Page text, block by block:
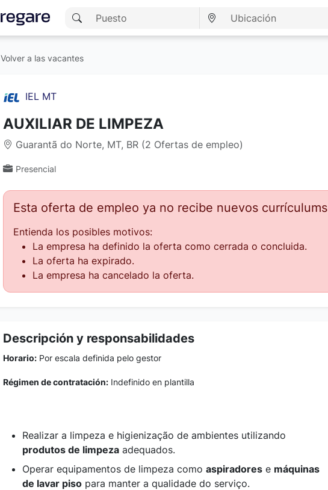
Volver a las vacantes
IEL MT
AUXILIAR DE LIMPEZA
Guarantã do Norte, MT, BR (2 Ofertas de empleo)
Presencial
Esta oferta de empleo ya no recibe nuevos currículums
Entienda los posibles motivos:
La empresa ha definido la oferta como cerrada o concluida.
La oferta ha expirado.
La empresa ha cancelado la oferta.
Descripción y responsabilidades
Horario: Por escala definida pelo gestor
Régimen de contratación: Indefinido en plantilla
Realizar a limpeza e higienização de ambientes utilizando
produtos de limpeza adequados.
Operar equipamentos de limpeza como aspiradores e máquinas
de lavar piso para manter a qualidade do serviço.